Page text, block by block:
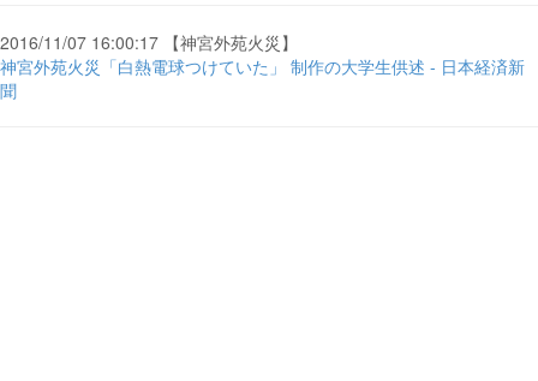
2016/11/07 16:00:17 【神宮外苑火災】
神宮外苑火災「白熱電球つけていた」 制作の大学生供述 - 日本経済新
聞